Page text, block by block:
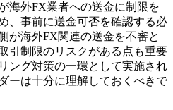
海外FX業者への送金に制限を
、事前に送金可否を確認する必
が海外FX関連の送金を不審と
引制限のリスクがある点も重要
ング対策の一環として実施され
ーは十分に理解しておくべきで